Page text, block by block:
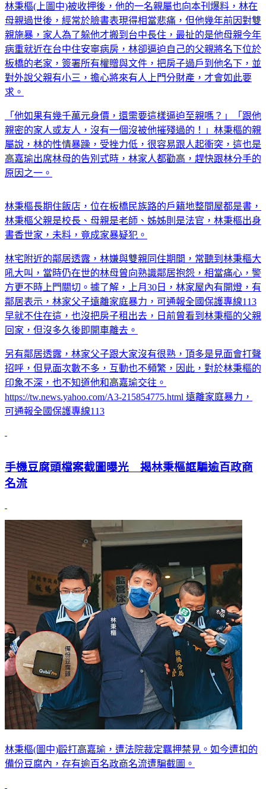
林秉樞(上圖中)被收押後，他的一名親屬也向本刊爆料，林在
母親過世後，經常於臉書表現得相當悲痛，但他幾年前因對雙
親施暴，家人為了躲他才搬到台中長住，最扯的是他母親今年
病重就近在台中住安寧病房，林卻逼迫自己的父親將名下位於
板橋的老家，簽署所有權贈與文件，把房子過戶到他名下，並
對外說父親有小三，擔心將來有人上門分財產，才會如此要
求。
「他如果有幾千萬元身價，還需要這樣逼迫至親嗎？」「跟他
親密的家人或友人，沒有一個沒被他摧殘過的！」林秉樞的親
屬說，林的性情暴躁，受挫力低，很容易跟人起衝突，這也是
高嘉瑜出席林母的告別式時，林家人都勸高，趕快跟林分手的
原因之一。
林秉樞長期住飯店，位在板橋民族路的戶籍地整間屋都是書，
林秉樞父親是校長、母親是老師、姊姊則是法官，林秉樞出身
書香世家，未料，竟成家暴疑犯。
林宅附近的鄰居透露，林嫌與雙親同住期間，常聽到林秉樞大
吼大叫，當時仍在世的林母曾向熟識鄰居抱怨，相當痛心，警
方更不時上門關切。據了解，上月30日，林家屋內有開燈，有
鄰居表示，林家父子遠離家庭暴力，可通報全國保護專線113
早就不住在這，也沒把房子租出去，日前曾看到林秉樞的父親
回家，但沒多久後即開車離去。
另有鄰居透露，林家父子跟大家沒有很熟，頂多是見面會打聲
招呼，但見面次數不多，互動也不頻繁，因此，對於林秉樞的
印象不深，也不知道他和高嘉瑜交往。
https://tw.news.yahoo.com/A3-215854775.html 遠離家庭暴力，
可通報全國保護專線113
手機豆腐頭檔案截圖曝光 揭林秉樞誆騙逾百政商
名流
林秉樞(圖中)毆打高嘉瑜，遭法院裁定羈押禁見。如今遭扣的
備份豆腐內，存有逾百名政商名流遭騙截圖。